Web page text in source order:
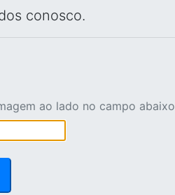
conosco.
ao lado no campo abaixo